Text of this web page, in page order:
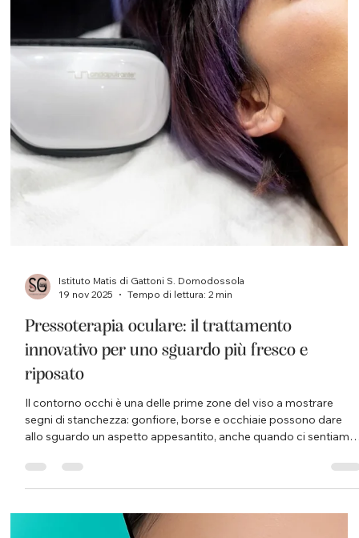
Istituto Matis di Gattoni S. Domodossola
28 nov 2025
Tempo di lettura: 2 min
Paris e John Richmond
All’ Istituto Matis Domodossola di Gattoni Simona , il Natale
celebra la bellezza in una veste nuova, raffinata e
collezione natalizia Matis Paris Per questa edizione, Matis Paris
presenta una collezione ispirata all’eleganza essenziale del